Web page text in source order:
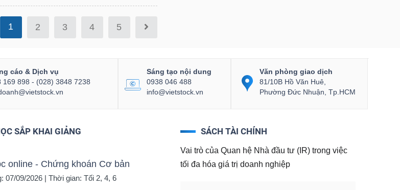
1 2 3 4 5
cáo & Dịch vụ
169 898 - (028) 3848 7238
Sáng tạo nội dung
0938 046 488
info@vietstock.vn
Văn phòng giao dịch
81/10B Hồ Văn Huê,
Phường Đức Nhuận, Tp.HCM
SẮP KHAI GIẢNG
online - Chứng khoán Cơ bản
07/09/2026 | Thời gian: Tối 2, 4, 6
SÁCH TÀI CHÍNH
Vai trò của Quan hệ Nhà đầu tư (IR) trong việc
tối đa hóa giá trị doanh nghiệp